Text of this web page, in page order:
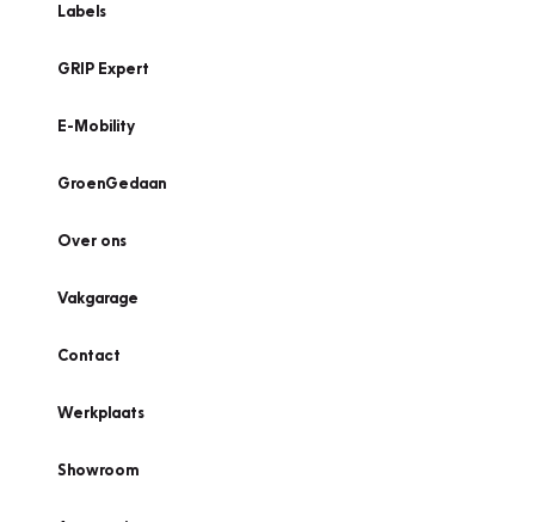
Labels
GRIP Expert
E-Mobility
GroenGedaan
Over ons
Vakgarage
Contact
Werkplaats
Showroom